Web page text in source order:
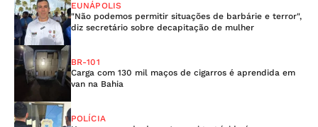
EUNÁPOLIS
"Não podemos permitir situações de barbárie e terror",
diz secretário sobre decapitação de mulher
BR-101
Carga com 130 mil maços de cigarros é aprendida em
van na Bahia
POLÍCIA